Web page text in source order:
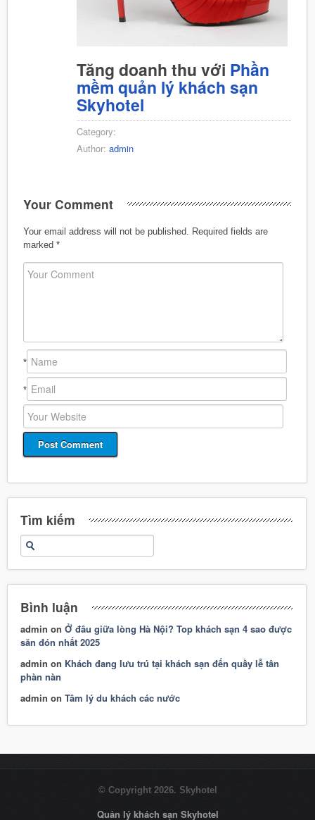
Tăng doanh thu với Phần
mềm quản lý khách sạn
Skyhotel
Category:
Author: admin
Your Comment
Your email address will not be published.
Required fields are
marked *
*
*
Tìm kiếm
Bình luận
admin onỞ đâu giữa lòng Hà Nội? Top khách sạn 4 sao được
săn đón nhất 2025
admin on Khách đang lưu trú tại khách sạn đến quầy lễ tân
phàn nàn
admin onTâm lý du khách các nước
© Copyright 2026. Skyhotel
Quản lý khách sạn Skyhotel